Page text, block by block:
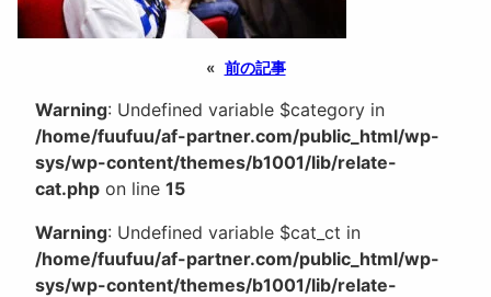
« 前の記事
Warning: Undefined variable $category in
/home/fuufuu/af-partner.com/public_html/wp-
sys/wp-content/themes/b1001/lib/relate-
cat.php on line 15
Warning: Undefined variable $cat_ct in
/home/fuufuu/af-partner.com/public_html/wp-
sys/wp-content/themes/b1001/lib/relate-